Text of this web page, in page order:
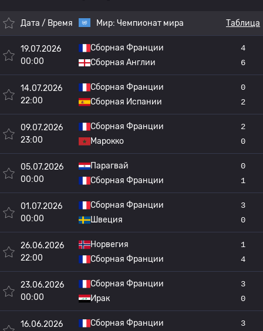
Дата / Время Мир: Чемпионат мира Таблица
19.07.2026
00:00
Сборная Франции
Сборная Англии
4
6
14.07.2026
22:00
Сборная Франции
Сборная Испании
0
2
09.07.2026
23:00
Сборная Франции
Марокко
2
0
05.07.2026
00:00
Парагвай
Сборная Франции
0
1
01.07.2026
00:00
Сборная Франции
Швеция
3
0
26.06.2026
22:00
Норвегия
Сборная Франции
1
4
23.06.2026
00:00
Сборная Франции
Ирак
3
0
16.06.2026
Сборная Франции
3